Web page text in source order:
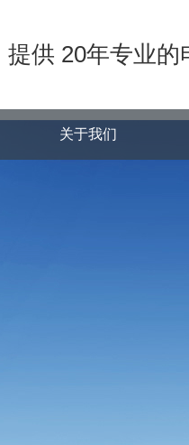
提供 20年专业
关于我们